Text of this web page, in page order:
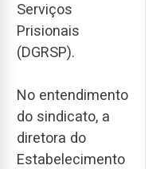
Serviços
Prisionais
(DGRSP).
No entendimento
do sindicato, a
diretora do
Estabelecimento